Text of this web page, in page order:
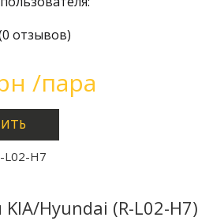
отзывов)
/пара
L02-H7
Hyundai (R-L02-H7)